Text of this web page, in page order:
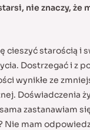
nie znaczy, że
cieszyć starością i
Dostrzegać i z
wynikłe ze
Doświadczenia
zastanawiam
Nie mam